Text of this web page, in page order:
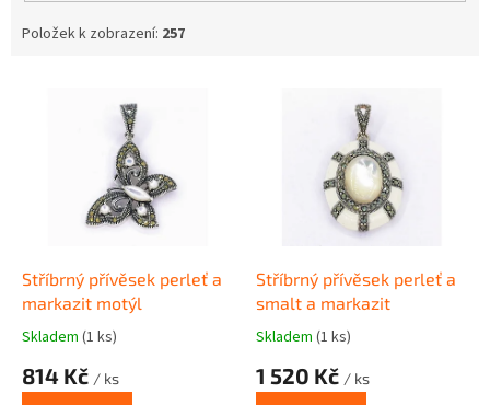
Položek k zobrazení: 257
Stříbrný přívěsek perleť a
markazit motýl
Skladem (1 ks)
814 Kč / ks
Stříbrný přívěsek perleť a
smalt a markazit
Skladem (1 ks)
1 520 Kč / ks